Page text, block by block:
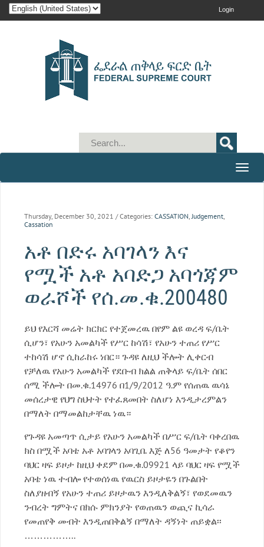
Login
Toggle
Thursday, December 30, 2021 / Categories: CASSATION,Judgement,
Cassation
አቶ በድሩ አባገላን እና
የሟች አቶ አባድጋ አባጎጃም
ወራሾች የሰ.መ.ቁ.200480
ይህ የእርሻ መሬት ክርክር የተጀመረዉ በየም ልዩ ወረዳ ፍ/ቤት
ሲሆን፣ የአሁን አመልካች የሥር ከሳሽ፣ የአሁን ተጠሪ የሥር
ተከሳሽ ሆኖ ሲከራከሩ ነበር። ጉዳዩ ለዚህ ችሎት ሊቀርብ
የቻለዉ የአሁን አመልካች የደቡብ ክልል ጠቅላይ ፍ/ቤት ሰበር
ሰሚ ችሎት በመ.ቁ.14976 በ1/9/2012 ዓ.ም የሰጠዉ ዉሳኔ
መሰረታዊ የህግ ስህተት የተፈጸመበት ስለሆነ እንዲታረምልን
በማለት በማመልከታቸዉ ነዉ።
የጉዳዩ አመጣጥ ሲታይ የአሁን አመልካች በሥር ፍ/ቤት ባቀረበዉ
ክስ በሟች አባቴ አቶ አባገላን አባጊቤ እጅ ለ56 ዓመታት የቆየን
ባህር ዛፍ ይዞታ ከዚህ ቀደም በመ.ቁ.09921 ላይ ባህር ዛፍ የሟች
አባቴ ነዉ ተብሎ የተወሰነዉ የዉርስ ይዞታዬን በጉልበት
ስለያዘብኝ የአሁን ተጠሪ ይዞታዉን እንዲለቅልኝ፣ የወደመዉን
ንብረት ግምትና በክሱ ምክንያት የወጠዉን ወጪና ኪሳራ
የመጠየቅ መብት እንዲጠበቅልኝ በማለት ዳኝነት ጠይቋል፡፡
……………..